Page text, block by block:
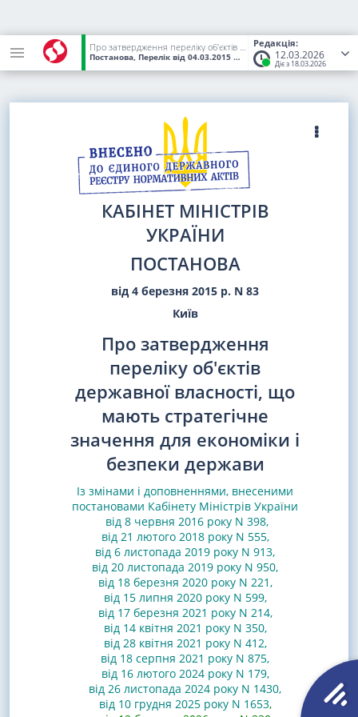
Редакція:
12.03.2026
Діє з 18.03.2026
Про затвердження переліку об'єктів державної власності, що мають стратегічне значення для економіки і безпеки держави
Постанова, Перелік від 04.03.2015 № 83 (Статус:Чинний)
КАБІНЕТ МІНІСТРІВ
УКРАЇНИ
ПОСТАНОВА
від 4 березня 2015 р. N 83
Київ
Про затвердження
переліку об'єктів
державної власності, що
мають стратегічне
значення для економіки і
безпеки держави
Із змінами і доповненнями, внесеними
постановами Кабінету Міністрів України
від 8 червня 2016 року N 398,
від 21 лютого 2018 року N 555,
від 6 листопада 2019 року N 913,
від 20 листопада 2019 року N 950,
від 18 березня 2020 року N 221,
від 15 липня 2020 року N 599,
від 17 березня 2021 року N 214,
від 14 квітня 2021 року N 350,
від 28 квітня 2021 року N 412,
від 18 серпня 2021 року N 875,
від 16 лютого 2024 року N 179,
від 26 листопада 2024 року N 1430,
від 10 грудня 2025 року N 1653,